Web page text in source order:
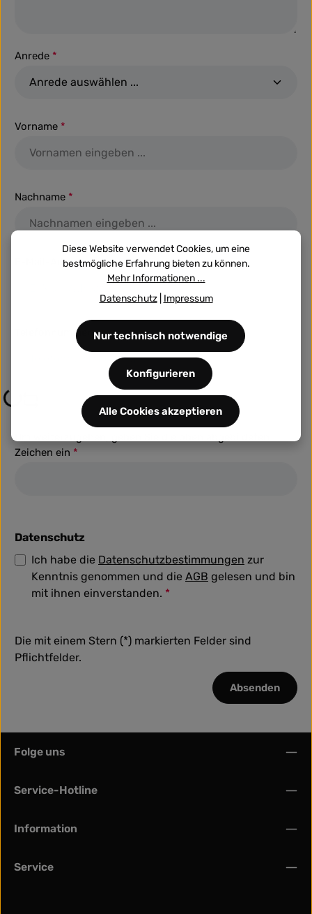
Anrede *
Vorname *
Nachname *
E-Mail-Adresse*
Telefonnummer
Loading...
Zeichen ein *
Datenschutz
Ich habe die Datenschutzbestimmungen zur
Kenntnis genommen und die AGB gelesen und bin
mit ihnen einverstanden. *
Die mit einem Stern (*) markierten Felder sind
Pflichtfelder.
Absenden
Folge uns
Service-Hotline
Information
Service
Diese Website verwendet Cookies, um eine
bestmögliche Erfahrung bieten zu können.
Mehr Informationen ...
Datenschutz| Impressum
Nur technisch notwendige
Konfigurieren
Alle Cookies akzeptieren